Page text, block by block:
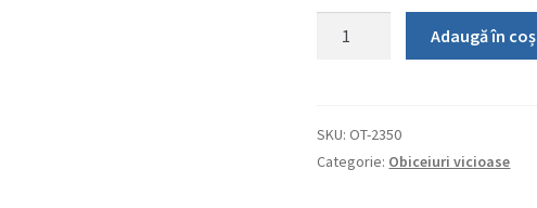
Adaugă în coș
SKU:OT-2350
Categorie: Obiceiuri vicioase